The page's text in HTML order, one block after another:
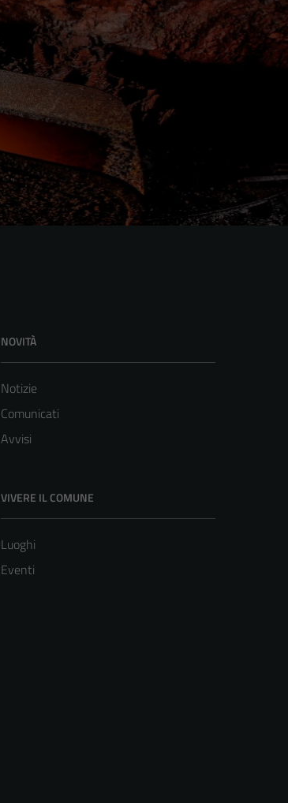
NOVITÀ
Notizie
Comunicati
Avvisi
VIVERE IL COMUNE
Luoghi
Eventi